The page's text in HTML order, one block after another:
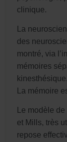
clinique.
La
des
montré, via
mémoires
kinesthésique.
La mémoire
Le modèle
et Mills, très
repose